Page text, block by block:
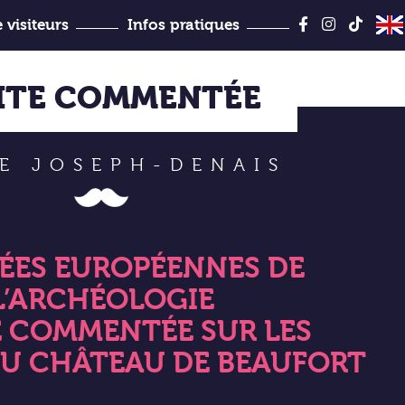
au
visiteurs Infos pratiques
COMMENTÉE
JOSEPH-DENAIS
EUROPÉENNES DE
SUR LES
CHÂTEAU DE BEAUFORT